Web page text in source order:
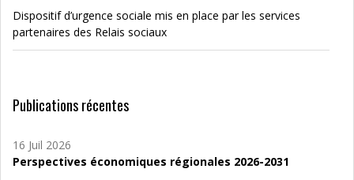
Dispositif d’urgence sociale mis en place par les services
partenaires des Relais sociaux
Publications récentes
16 Juil 2026
Perspectives économiques régionales 2026-2031